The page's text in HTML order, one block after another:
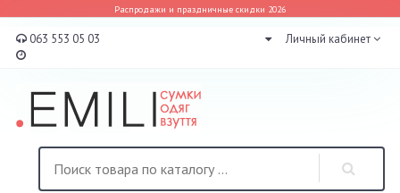
Распродажи и праздничные скидки 2026
063 553 05 03 Личный кабинет